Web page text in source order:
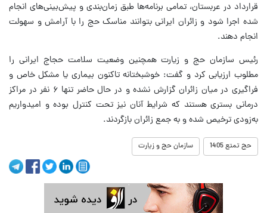
قرارداد در عربستان، تمامی برنامه‌ها طبق زمان‌بندی و پیش‌بینی‌های انجام
شده اجرا شود و زائران ایرانی بتوانند مناسک حج را با آرامش و سهولت
انجام دهند.
رئیس سازمان حج و زیارت همچنین وضعیت سلامت حجاج ایرانی را
مطلوب ارزیابی کرد و گفت: خوشبختانه تاکنون بیماری یا مشکل خاص و
فراگیری در میان زائران گزارش نشده و در حال حاضر تنها ۶ نفر در مراکز
درمانی بستری هستند که شرایط آنان نیز تحت کنترل بوده و امیدواریم
به‌زودی ترخیص شده و به جمع زائران بازگردند.
حج تمتع 1405 سازمان حج و زیارت